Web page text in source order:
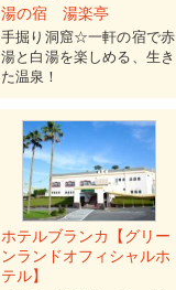
湯の宿 湯楽亭
手掘り洞窟☆一軒の宿で赤
湯と白湯を楽しめる、生き
た温泉！
ホテルブランカ【グリー
ンランドオフィシャルホ
テル】